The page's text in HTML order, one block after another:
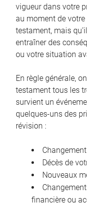
vigueur dans votre
au moment de
testament, mais
entraîner des
ou votre situation
En règle générale,
testament tous les
survient un
quelques-uns des
révision :
Décès de
Nouveaux
financière ou